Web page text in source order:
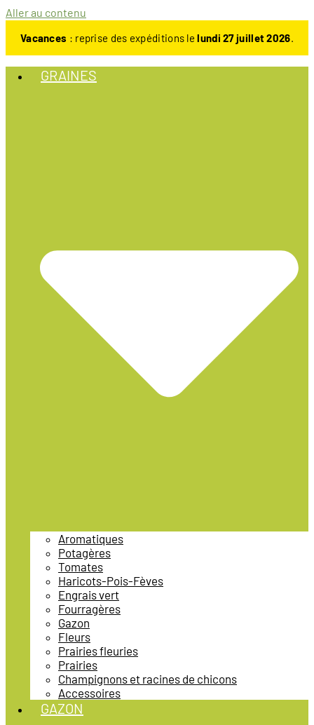
Aller au contenu
Vacances : reprise des expéditions lelundi 27 juillet 2026.
GRAINES
Aromatiques
Potagères
Tomates
Haricots-Pois-Fèves
Engrais vert
Fourragères
Gazon
Fleurs
Prairies fleuries
Prairies
Champignons et racines de chicons
Accessoires
GAZON